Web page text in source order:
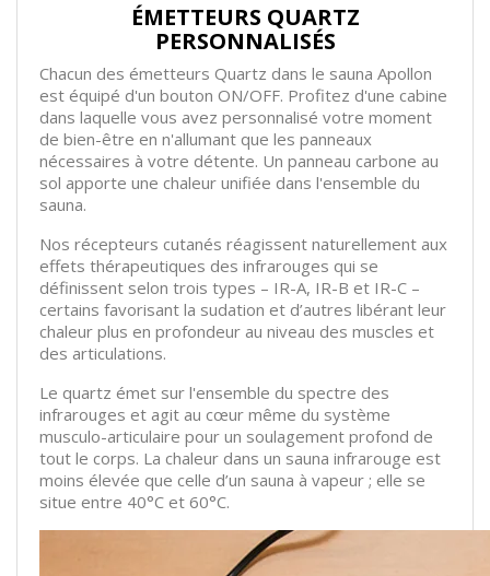
ÉMETTEURS QUARTZ
PERSONNALISÉS
Chacun des émetteurs Quartz dans le sauna Apollon
est équipé d'un bouton ON/OFF. Profitez d'une cabine
dans laquelle vous avez personnalisé votre moment
de bien-être en n'allumant que les panneaux
nécessaires à votre détente. Un panneau carbone au
sol apporte une chaleur unifiée dans l'ensemble du
sauna.
Nos récepteurs cutanés réagissent naturellement aux
effets thérapeutiques des infrarouges qui se
définissent selon trois types – IR-A, IR-B et IR-C –
certains favorisant la sudation et d’autres libérant leur
chaleur plus en profondeur au niveau des muscles et
des articulations.
Le quartz émet sur l'ensemble du spectre des
infrarouges et agit au cœur même du système
musculo-articulaire pour un soulagement profond de
tout le corps. La chaleur dans un sauna infrarouge est
moins élevée que celle d’un sauna à vapeur ; elle se
situe entre 40°C et 60°C.